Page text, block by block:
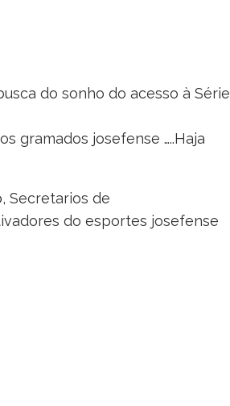
do sonho do acesso à Série
gramados josefense …..Haja
, Secretarios de
do esportes josefense